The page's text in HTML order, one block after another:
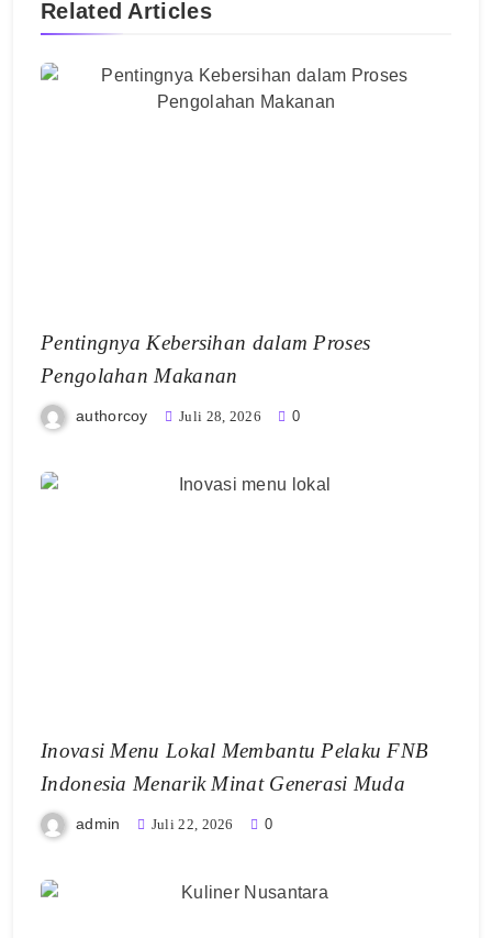
Related Articles
Pentingnya Kebersihan dalam Proses
Pengolahan Makanan
authorcoy Juli 28, 2026 0
Inovasi Menu Lokal Membantu Pelaku FNB
Indonesia Menarik Minat Generasi Muda
admin Juli 22, 2026 0